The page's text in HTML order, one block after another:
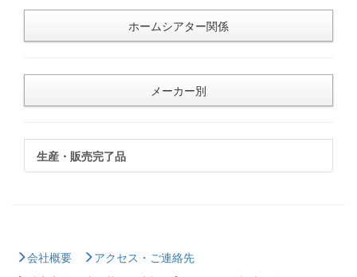
ホームシアター関係
メーカー別
生産・販売完了品
会社概要
アクセス・ご連絡先